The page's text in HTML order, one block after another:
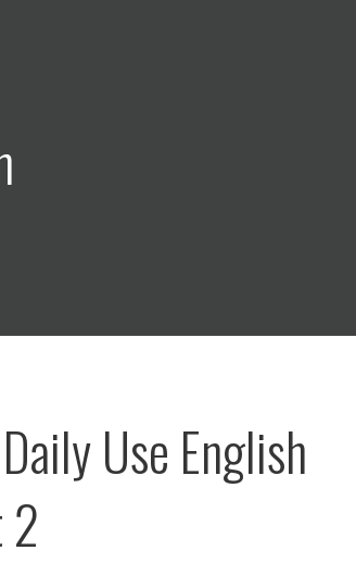
Use English